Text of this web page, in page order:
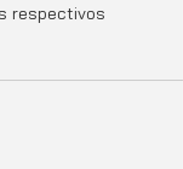
respectivos